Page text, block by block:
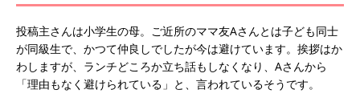
投稿主さんは小学生の母。ご近所のママ友Aさんとは子ども同士
が同級生で、かつて仲良しでしたが今は避けています。挨拶はか
わしますが、ランチどころか立ち話もしなくなり、Aさんから
「理由もなく避けられている」と、言われているそうです。